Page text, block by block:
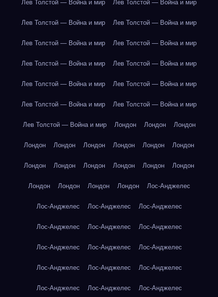
Лев Толстой — Война и мир Лев Толстой — Война и мир
Лев Толстой — Война и мир Лев Толстой — Война и мир
Лев Толстой — Война и мир Лев Толстой — Война и мир
Лев Толстой — Война и мир Лев Толстой — Война и мир
Лев Толстой — Война и мир Лев Толстой — Война и мир
Лев Толстой — Война и мир Лев Толстой — Война и мир
Лев Толстой — Война и мир Лондон Лондон Лондон
Лондон Лондон Лондон Лондон Лондон Лондон
Лондон Лондон Лондон Лондон Лондон Лондон
Лондон Лондон Лондон Лондон Лос-Анджелес
Лос-Анджелес Лос-Анджелес Лос-Анджелес
Лос-Анджелес Лос-Анджелес Лос-Анджелес
Лос-Анджелес Лос-Анджелес Лос-Анджелес
Лос-Анджелес Лос-Анджелес Лос-Анджелес
Лос-Анджелес Лос-Анджелес Лос-Анджелес